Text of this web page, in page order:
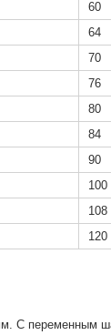
60
64
70
76
80
84
90
100
108
120
С переменным